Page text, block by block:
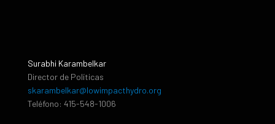
Surabhi Karambelkar
Director de Políticas
skarambelkar@lowimpacthydro.org
Teléfono: 415-548-1006